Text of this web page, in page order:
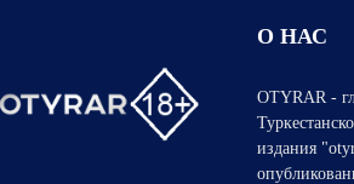
О НАС
OTYRAR -
издания